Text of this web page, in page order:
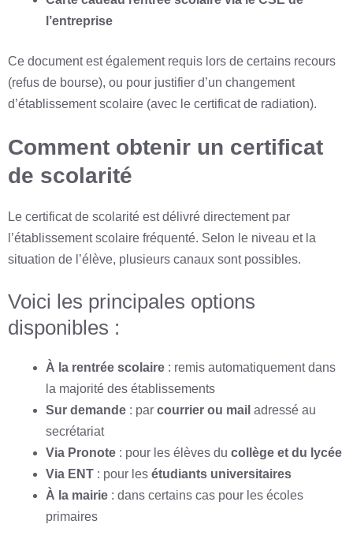
l’entreprise
Ce document est également requis lors de certains recours
(refus de bourse), ou pour justifier d’un changement
d’établissement scolaire (avec le certificat de radiation).
Comment obtenir un certificat
de scolarité
Le certificat de scolarité est délivré directement par
l’établissement scolaire fréquenté. Selon le niveau et la
situation de l’élève, plusieurs canaux sont possibles.
Voici les principales options
disponibles :
À la rentrée scolaire : remis automatiquement dans
la majorité des établissements
Sur demande : par courrier ou mail adressé au
secrétariat
Via Pronote : pour les élèves du collège et du lycée
Via ENT : pour les étudiants universitaires
À la mairie : dans certains cas pour les écoles
primaires